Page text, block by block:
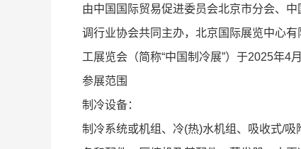
由中国国际贸易促进委员会北京市分会、
调行业协会共同主办，北京国际展览中心
工展览会（简称“中国制冷展”）于2025年4
参展范围
制冷设备：
制冷系统或机组、冷(热)水机组、吸收式/